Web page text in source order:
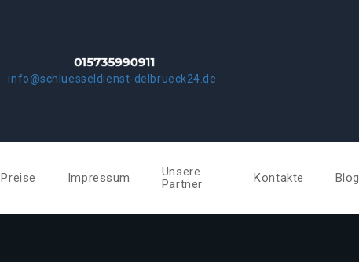
info@schluesseldienst-delbrueck24.de
Preise Impressum
Unsere
Partner
Kontakte Blog